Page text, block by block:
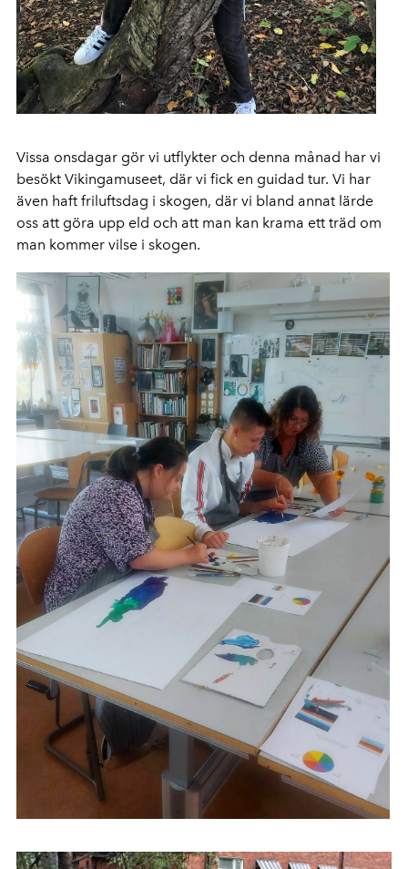
Vissa onsdagar gör vi utflykter och denna månad har vi
besökt Vikingamuseet, där vi fick en guidad tur. Vi har
även haft friluftsdag i skogen, där vi bland annat lärde
oss att göra upp eld och att man kan krama ett träd om
man kommer vilse i skogen.